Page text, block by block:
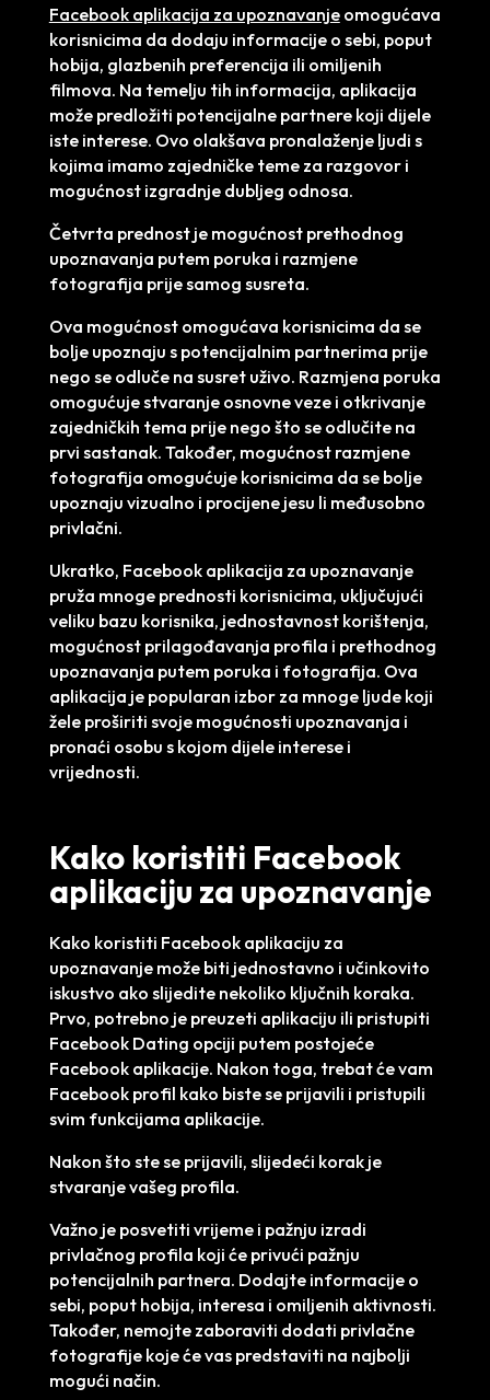
Facebook aplikacija za upoznavanjeomogućava
korisnicima da dodaju informacije o sebi, poput
hobija, glazbenih preferencija ili omiljenih
filmova. Na temelju tih informacija, aplikacija
može predložiti potencijalne partnere koji dijele
iste interese. Ovo olakšava pronalaženje ljudi s
kojima imamo zajedničke teme za razgovor i
mogućnost izgradnje dubljeg odnosa.
Četvrta prednost je mogućnost prethodnog
upoznavanja putem poruka i razmjene
fotografija prije samog susreta.
Ova mogućnost omogućava korisnicima da se
bolje upoznaju s potencijalnim partnerima prije
nego se odluče na susret uživo. Razmjena poruka
omogućuje stvaranje osnovne veze i otkrivanje
zajedničkih tema prije nego što se odlučite na
prvi sastanak. Također, mogućnost razmjene
fotografija omogućuje korisnicima da se bolje
upoznaju vizualno i procijene jesu li međusobno
privlačni.
Ukratko, Facebook aplikacija za upoznavanje
pruža mnoge prednosti korisnicima, uključujući
veliku bazu korisnika, jednostavnost korištenja,
mogućnost prilagođavanja profila i prethodnog
upoznavanja putem poruka i fotografija. Ova
aplikacija je popularan izbor za mnoge ljude koji
žele proširiti svoje mogućnosti upoznavanja i
pronaći osobu s kojom dijele interese i
vrijednosti.
Kako koristiti Facebook
aplikaciju za upoznavanje
Kako koristiti Facebook aplikaciju za
upoznavanje može biti jednostavno i učinkovito
iskustvo ako slijedite nekoliko ključnih koraka.
Prvo, potrebno je preuzeti aplikaciju ili pristupiti
Facebook Dating opciji putem postojeće
Facebook aplikacije. Nakon toga, trebat će vam
Facebook profil kako biste se prijavili i pristupili
svim funkcijama aplikacije.
Nakon što ste se prijavili, slijedeći korak je
stvaranje vašeg profila.
Važno je posvetiti vrijeme i pažnju izradi
privlačnog profila koji će privući pažnju
potencijalnih partnera. Dodajte informacije o
sebi, poput hobija, interesa i omiljenih aktivnosti.
Također, nemojte zaboraviti dodati privlačne
fotografije koje će vas predstaviti na najbolji
mogući način.